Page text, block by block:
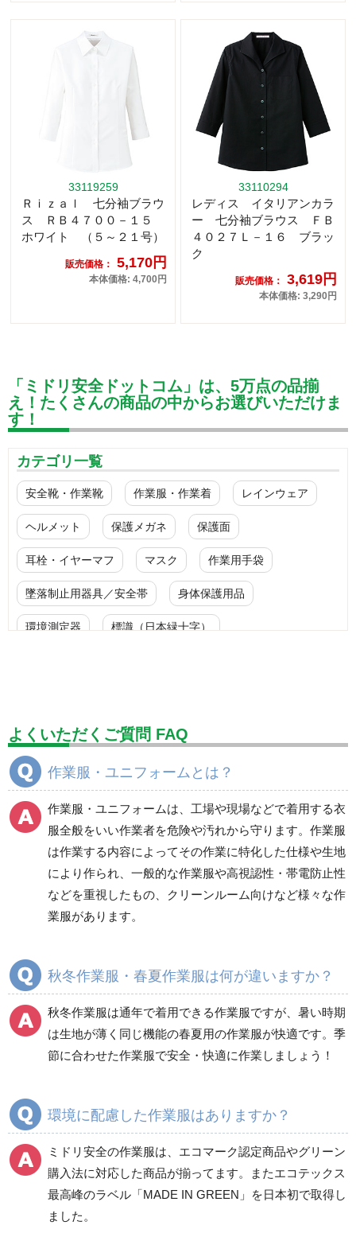
33119259
Ｒｉｚａｌ 七分袖ブラウ
ス ＲＢ４７００－１５
ホワイト （５～２１号）
販売価格： 5,170円
本体価格: 4,700円
33110294
レディス イタリアンカラ
ー 七分袖ブラウス ＦＢ
４０２７Ｌ－１６ ブラッ
ク
販売価格： 3,619円
本体価格: 3,290円
「ミドリ安全ドットコム」は、5万点の品揃
え！たくさんの商品の中からお選びいただけま
す！
カテゴリ一覧
安全靴・作業靴 作業服・作業着 レインウェア
ヘルメット 保護メガネ 保護面
耳栓・イヤーマフ マスク 作業用手袋
墜落制止用器具／安全帯 身体保護用品
環境測定器 標識（日本緑十字）
設備用品・作業補助用品 工事作業用品
分煙対策機器
電気保守用品 ワイパー クリーンルーム対策用品
防災グッズ（防災セット） 救急医療品
健康管理器具 季節商品 ウイルス対策用品
商品カテゴリ一覧
秋冬長袖
食品産業用長袖
食品産業用半袖
秋冬長袖
ワークパンツ
春夏ワークパンツ作業
ズボン
秋冬ワークパンツ作業
カーゴパンツ
春夏カーゴパンツ作業
ズボン
よくいただくご質問 FAQ
作業服・ユニフォームとは？
作業服・ユニフォームは、工場や現場などで着用する衣
服全般をいい作業者を危険や汚れから守ります。作業服
は作業する内容によってその作業に特化した仕様や生地
により作られ、一般的な作業服や高視認性・帯電防止性
などを重視したもの、クリーンルーム向けなど様々な作
業服があります。
秋冬作業服・春夏作業服は何が違いますか？
秋冬作業服は通年で着用できる作業服ですが、暑い時期
は生地が薄く同じ機能の春夏用の作業服が快適です。季
節に合わせた作業服で安全・快適に作業しましょう！
環境に配慮した作業服はありますか？
ミドリ安全の作業服は、エコマーク認定商品やグリーン
購入法に対応した商品が揃ってます。またエコテックス
最高峰のラベル「MADE IN GREEN」を日本初で取得し
ました。